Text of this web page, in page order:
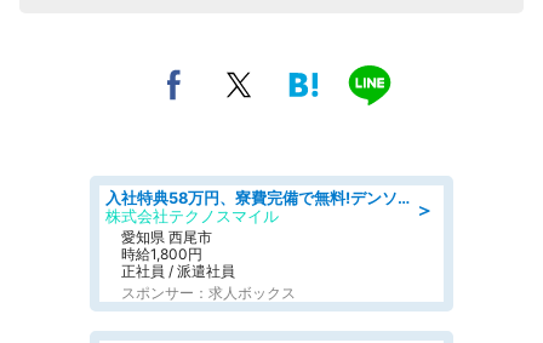
＞
入社特典58万円、寮費完備で無料!デンソーで働こう!自動車工場で小型部品の検査業務 denso aichi
株式会社テクノスマイル
愛知県 西尾市
時給1,800円
正社員 / 派遣社員
スポンサー：求人ボックス